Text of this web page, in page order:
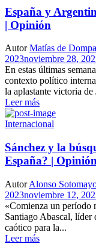
España y
| Opinión
AutorMatías de
2023noviembre 28,
En estas últimas
contexto político
la aplastante victoria de
Leer más
Internacional
Sánchez y la
España? | Opinión
AutorAlonso
2023noviembre 12,
«Comienza un período
Santiago Abascal,
caótico para la...
Leer más